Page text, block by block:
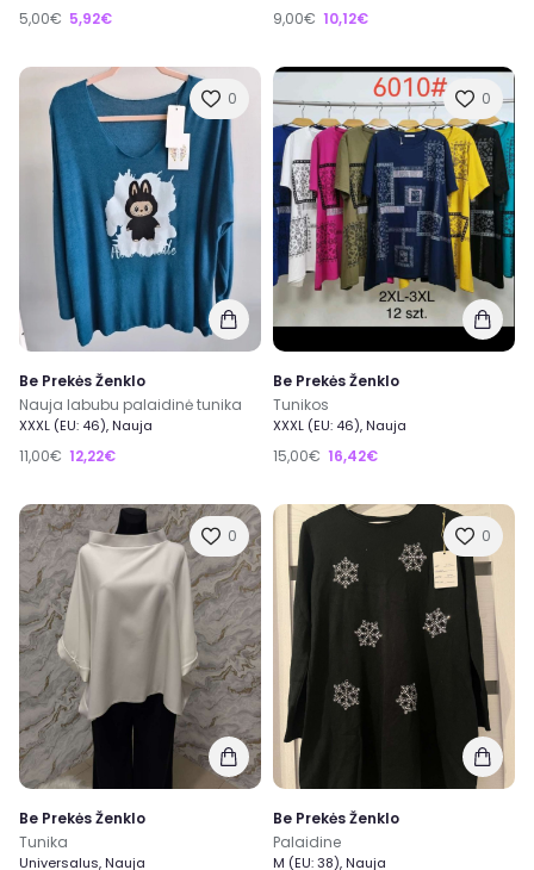
5,00€ 5,92€ 9,00€ 10,12€
0
Be Prekės Ženklo
Nauja labubu palaidinė tunika
XXXL (EU: 46), Nauja
11,00€ 12,22€
0
Be Prekės Ženklo
Tunikos
XXXL (EU: 46), Nauja
15,00€ 16,42€
0
Be Prekės Ženklo
Tunika
Universalus, Nauja
0
Be Prekės Ženklo
Palaidine
M (EU: 38), Nauja